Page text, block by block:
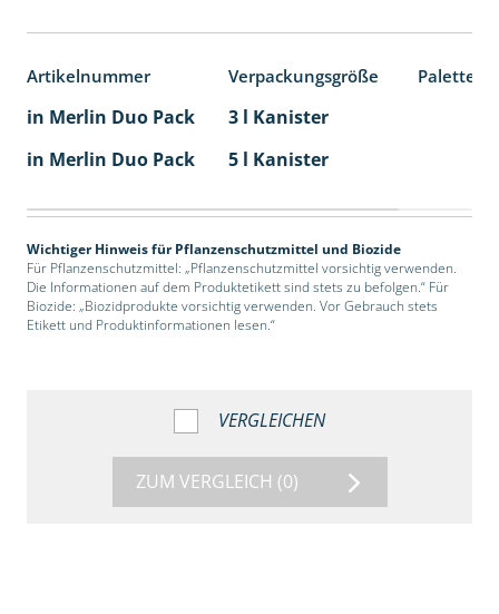
Artikelnummer Verpackungsgröße
in Merlin Duo Pack
3 l Kanister
in Merlin Duo Pack
5 l Kanister
Wichtiger Hinweis für Pflanzenschutzmittel und Biozide
Für Pflanzenschutzmittel: „Pflanzenschutzmittel vorsichtig verwenden.
Die Informationen auf dem Produktetikett sind stets zu befolgen.“ Für
Biozide: „Biozidprodukte vorsichtig verwenden. Vor Gebrauch stets
Etikett und Produktinformationen lesen.“
VERGLEICHEN
ZUM VERGLEICH (0)